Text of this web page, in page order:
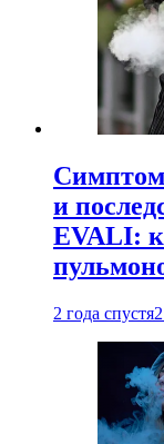
и
EVALI:
2 года спустя